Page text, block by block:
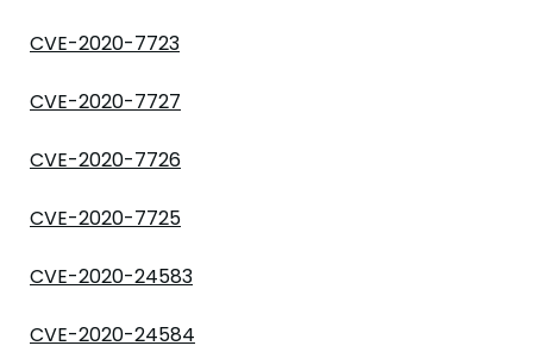
CVE-2020-7723
CVE-2020-7727
CVE-2020-7726
CVE-2020-7725
CVE-2020-24583
CVE-2020-24584